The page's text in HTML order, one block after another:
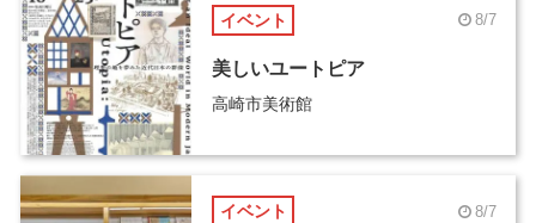
イベント 8/7
美しいユートピア
高崎市美術館
イベント 8/7